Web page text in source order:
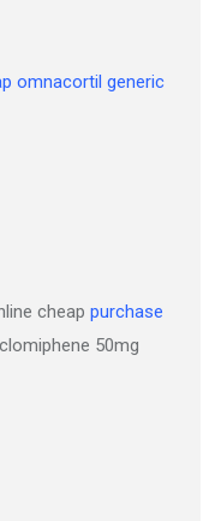
omnacortil generic
cheap purchase
50mg